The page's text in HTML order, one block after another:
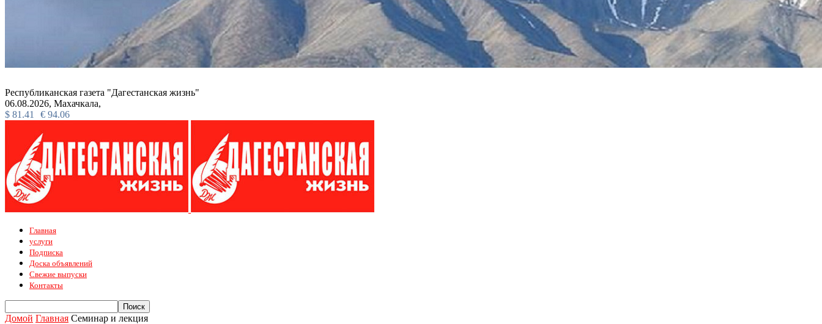
Республиканская газета "Дагестанская жизнь"
06.08.2026, Махачкала,
$ 81.41 € 94.06
Главная
услуги
Подписка
Доска объявлений
Свежие выпуски
Контакты
Домой Главная Семинар и лекция